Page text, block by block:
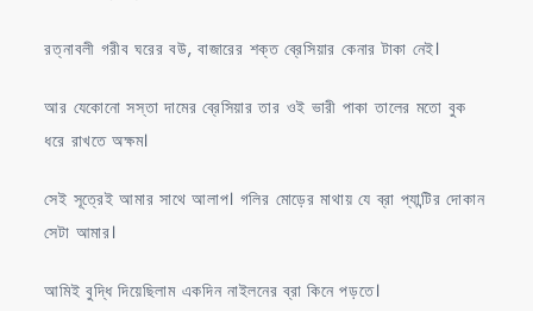
রত্নাবলী গরীব ঘরের বউ, বাজারের শক্ত ব্রেসিয়ার কেনার টাকা নেই।
আর যেকোনো সস্তা দামের ব্রেসিয়ার তার ওই ভারী পাকা তালের মতো বুক
ধরে রাখতে অক্ষম।
সেই সূত্রেই আমার সাথে আলাপ। গলির মোড়ের মাথায় যে ব্রা প্যান্টির দোকান
সেটা আমার।
আমিই বুদ্ধি দিয়েছিলাম একদিন নাইলনের ব্রা কিনে পড়তে।